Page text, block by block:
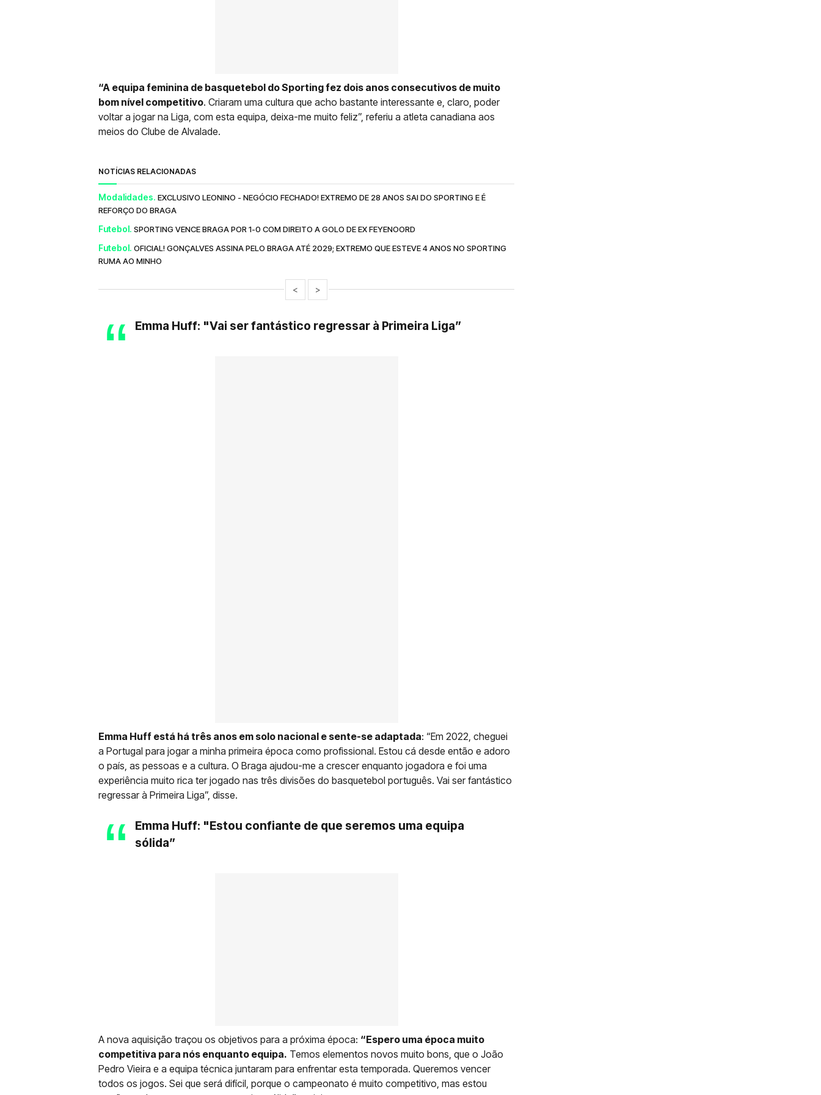
“A equipa feminina de basquetebol do Sporting fez dois anos consecutivos de muito
bom nível competitivo. Criaram uma cultura que acho bastante interessante e, claro, poder
voltar a jogar na Liga, com esta equipa, deixa-me muito feliz”, referiu a atleta canadiana aos
meios do Clube de Alvalade.
NOTÍCIAS RELACIONADAS
Modalidades. EXCLUSIVO LEONINO - NEGÓCIO FECHADO! EXTREMO DE 28 ANOS SAI DO SPORTING E É
REFORÇO DO BRAGA
Futebol. SPORTING VENCE BRAGA POR 1-0 COM DIREITO A GOLO DE EX FEYENOORD
Futebol. OFICIAL! GONÇALVES ASSINA PELO BRAGA ATÉ 2029; EXTREMO QUE ESTEVE 4 ANOS NO SPORTING
RUMA AO MINHO
< >
Emma Huff: "Vai ser fantástico regressar à Primeira Liga”
Emma Huff está há três anos em solo nacional e sente-se adaptada: “Em 2022, cheguei
a Portugal para jogar a minha primeira época como profissional. Estou cá desde então e adoro
o país, as pessoas e a cultura. O Braga ajudou-me a crescer enquanto jogadora e foi uma
experiência muito rica ter jogado nas três divisões do basquetebol português. Vai ser fantástico
regressar à Primeira Liga”, disse.
Emma Huff: "Estou confiante de que seremos uma equipa
sólida”
A nova aquisição traçou os objetivos para a próxima época: “Espero uma época muito
competitiva para nós enquanto equipa. Temos elementos novos muito bons, que o João
Pedro Vieira e a equipa técnica juntaram para enfrentar esta temporada. Queremos vencer
todos os jogos. Sei que será difícil, porque o campeonato é muito competitivo, mas estou